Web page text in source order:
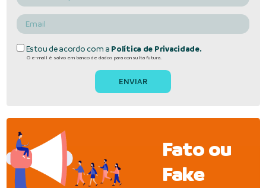
Estou de acordo com a Política de Privacidade.
O e-mail é salvo em banco de dados para consulta futura.
Fato ou
Fake